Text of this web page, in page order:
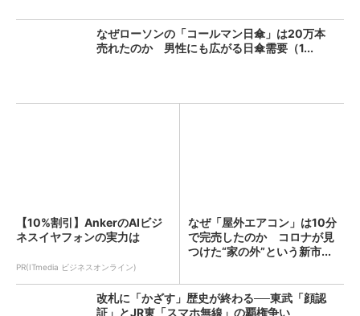
なぜローソンの「コールマン日傘」は20万本
売れたのか 男性にも広がる日傘需要（1...
【10%割引】AnkerのAIビジ
ネスイヤフォンの実力は
PR(ITmedia ビジネスオンライン)
なぜ「屋外エアコン」は10分
で完売したのか コロナが見
つけた“家の外”という新市...
改札に「かざす」歴史が終わる──東武「顔認
証」とJR東「スマホ無線」の覇権争い